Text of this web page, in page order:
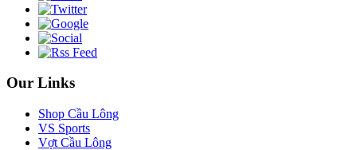
Our Links
Shop Cầu Lông
VS Sports
Vợt Cầu Lông